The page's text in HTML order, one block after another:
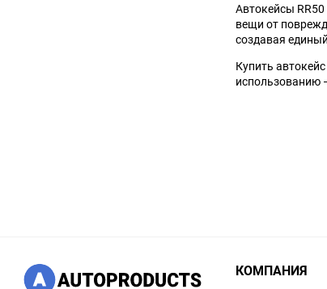
Автокейсы
вещи от
создавая
Купить
использованию
КОМПАНИЯ